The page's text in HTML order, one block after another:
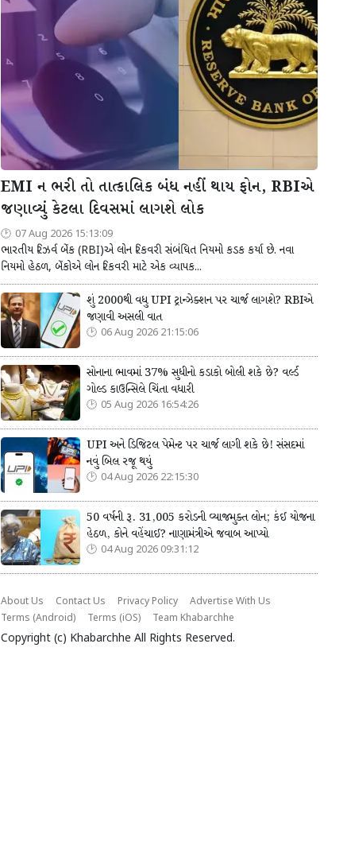
EMI ન ભરી તો તાત્કાલિક બંધ નહીં થાય ફોન, RBIએ
જણાવ્યું કેટલા દિવસમાં લાગશે લોક
07 Aug 2026 15:13:09
ભારતીય રિઝર્વ બેંક (RBI)એ લોન રિકવરી સંબંધિત નિયમો કડક કર્યા છે. નવા
નિયમો હેઠળ, બેંકોએ લોન રિકવરી માટે એક વ્યાપક...
શું 2000થી વધુ UPI ટ્રાન્ઝેક્શન પર ચાર્જ લાગશે? RBIએ
જણાવી અસલી વાત
06 Aug 2026 21:15:06
સોનાના ભાવમાં 37% સુધીનો કડાકો બોલી શકે છે? વર્લ્ડ
ગોલ્ડ કાઉન્સિલે ચિંતા વધારી
05 Aug 2026 16:54:26
UPI અને ડિજિટલ પેમેન્ટ પર ચાર્જ લાગી શકે છે! સંસદમાં
નવું બિલ રજૂ થયું
04 Aug 2026 22:15:30
50 વર્ષની રૂ. 31,005 કરોડની વ્યાજમુક્ત લોન; કંઈ યોજના
હેઠળ, કોને વહેંચાઈ? નાણામંત્રીએ જવાબ આપ્યો
04 Aug 2026 09:31:12
About Us Contact Us Privacy Policy
Advertise With Us
Terms (Android)
Terms (iOS) Team Khabarchhe
Copyright (c) Khabarchhe All Rights Reserved.